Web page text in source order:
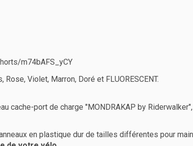
m74bAFS_yCY
Violet, Marron, Doré et FLUORESCENT.
cache-port de charge "MONDRAKAP by
en plastique dur de tailles différentes pour